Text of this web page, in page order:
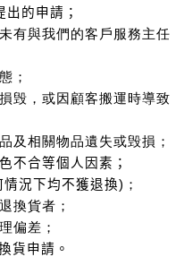
出的申請；
有與我們的客戶服務主任
；
毁，或因顧客搬運時導致
及相關物品遺失或毁損；
不合等個人因素；
情況下均不獲退換) ；
換貨者；
偏差；
貨申請。